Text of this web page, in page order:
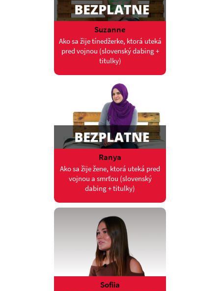
Suzanne
Ako sa žije tínedžerke, ktorá uteká
pred vojnou (slovenský dabing +
titulky)
Ranya
Ako sa žije žene, ktorá uteká pred
vojnou a smrťou (slovenský
dabing + titulky)
Sofiia